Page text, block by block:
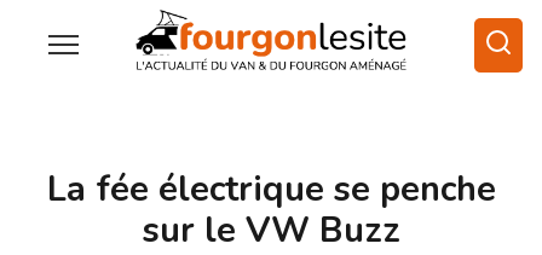
La fée électrique se penche
sur le VW Buzz